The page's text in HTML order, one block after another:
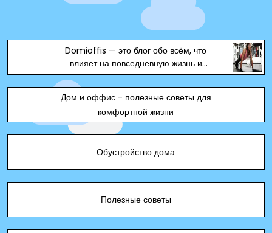
Domioffis — это блог обо всём, что
влияет на повседневную жизнь и
рабочие процессы.
Дом и оффис - полезные советы для
комфортной жизни
Обустройство дома
Полезные советы